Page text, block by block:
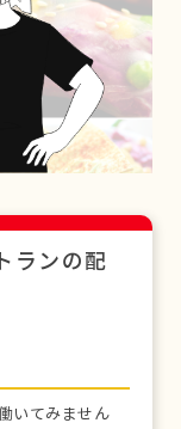
ランの配
いてみません